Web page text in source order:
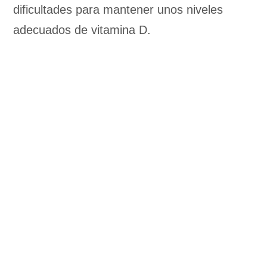
dificultades para mantener unos niveles
adecuados de vitamina D.